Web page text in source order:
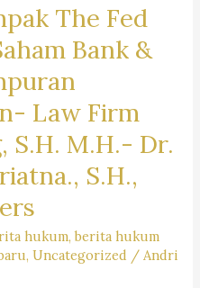
The Fed
Bank &
Law Firm
S.H. M.H.- Dr.
S.H.,
hukum,berita hukum
,Uncategorized /Andri